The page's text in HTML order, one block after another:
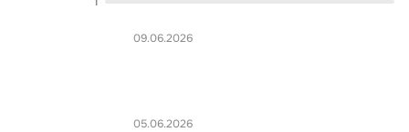
09.06.2026
05.06.2026